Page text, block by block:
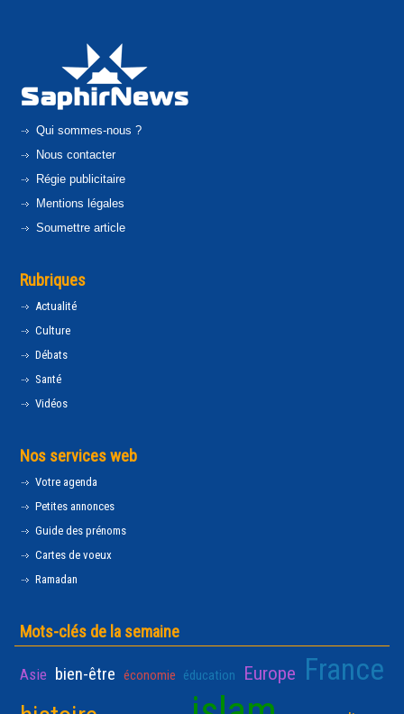
Qui sommes-nous ?
Nous contacter
Régie publicitaire
Mentions légales
Soumettre article
Rubriques
Actualité
Culture
Débats
Santé
Vidéos
Nos services web
Votre agenda
Petites annonces
Guide des prénoms
Cartes de voeux
Ramadan
Mots-clés de la semaine
Asie bien-être économie éducation Europe France